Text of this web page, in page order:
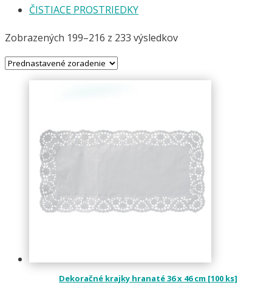
ČISTIACE PROSTRIEDKY
Zobrazených 199–216 z 233 výsledkov
Dekoračné krajky hranaté 36 x 46 cm [100 ks]